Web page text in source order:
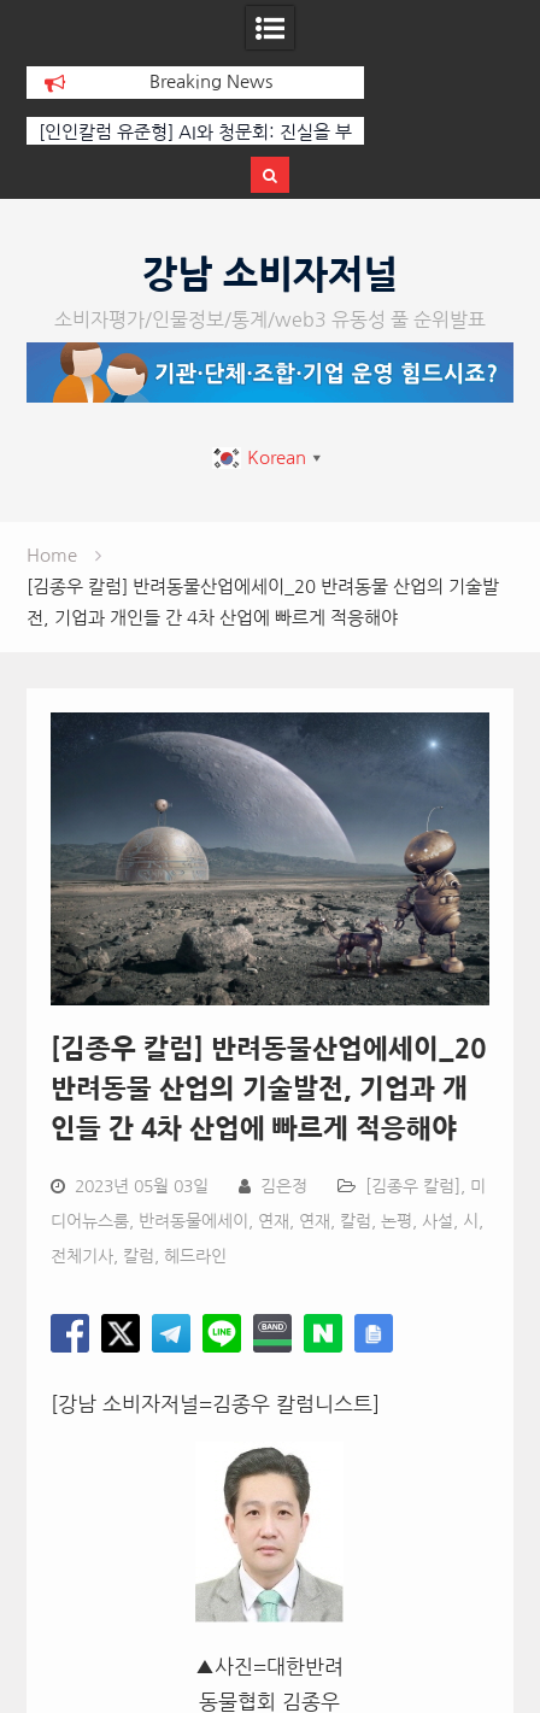
Breaking News
‘K-AI 아트 거장’ 장인보 감독, Ai 기술에
페스티벌’ 성황리에 막 내려
강남 소비자저널
소비자평가/인물정보/통계/web3 유동성 풀 순위발표
Korean ▼
Home
[김종우 칼럼] 반려동물산업에세이_20 반려동물 산업의 기술발
전, 기업과 개인들 간 4차 산업에 빠르게 적응해야
[김종우 칼럼] 반려동물산업에세이_20
반려동물 산업의 기술발전, 기업과 개
인들 간 4차 산업에 빠르게 적응해야
2023년 05월 03일 김은정 [김종우 칼럼] 미
디어뉴스룸, 반려동물에세이 연재 연재, 칼럼, 논평, 사설, 시
전체기사, 칼럼 헤드라인
[강남 소비자저널=김종우 칼럼니스트]
▲사진=대한반려
동물협회 김종우